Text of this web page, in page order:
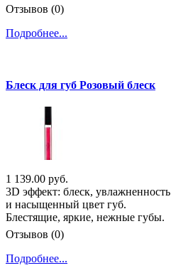
Отзывов (0)
Подробнее...
Блеск для губ Розовый блеск
1 139.00 руб.
3D эффект: блеск, увлажненность
и насыщенный цвет губ.
Блестящие, яркие, нежные губы.
Отзывов (0)
Подробнее...